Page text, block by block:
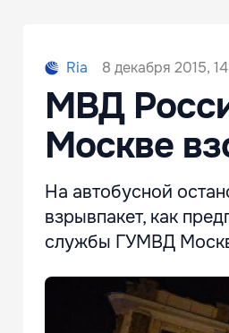
Ria 8 декабря 2015,
МВД
Москве
На автобусной
взрывпакет, как
службы ГУМВД